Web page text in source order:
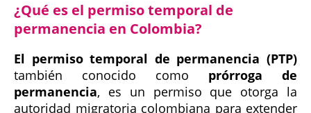
¿Qué es el permiso temporal de
permanencia en Colombia?
El permiso temporal de permanencia (PTP)
también conocido como prórroga de
permanencia, es un permiso que otorga la
autoridad migratoria colombiana para extender